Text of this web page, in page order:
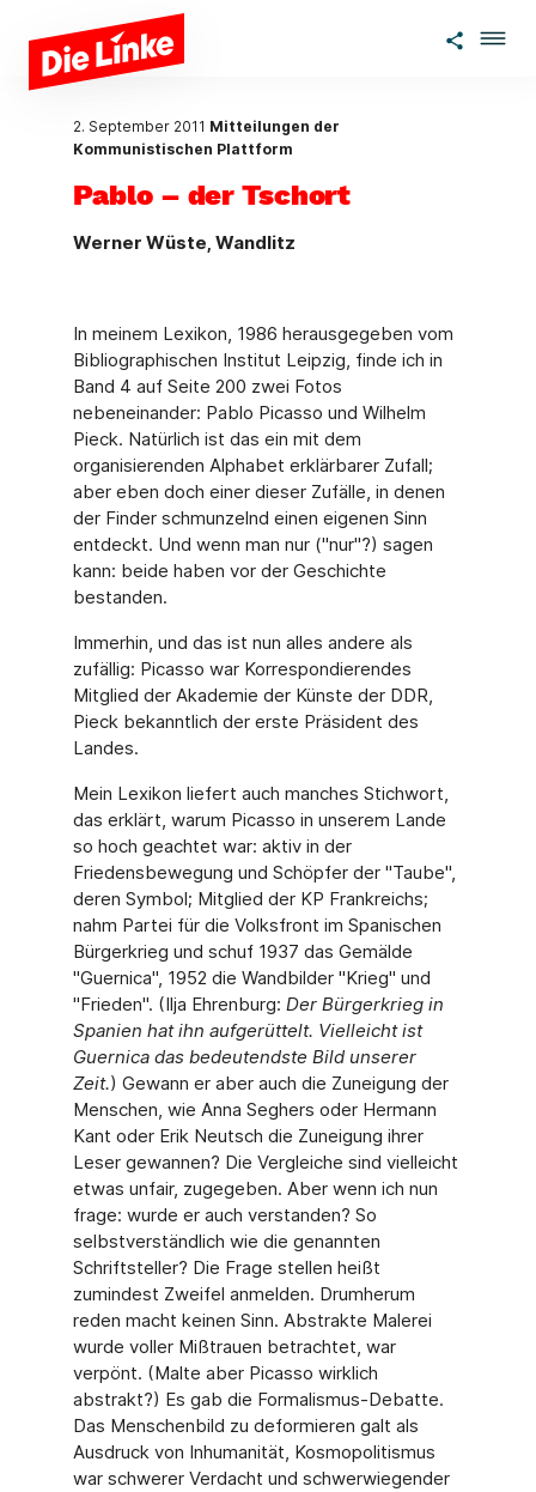
Zum Hauptinhalt springen
2. September 2011 Mitteilungen der
Kommunistischen Plattform
Pablo – der Tschort
Werner Wüste, Wandlitz
In meinem Lexikon, 1986 herausgegeben vom
Bibliographischen Institut Leipzig, finde ich in
Band 4 auf Seite 200 zwei Fotos
nebeneinander: Pablo Picasso und Wilhelm
Pieck. Natürlich ist das ein mit dem
organisierenden Alphabet erklärbarer Zufall;
aber eben doch einer dieser Zufälle, in denen
der Finder schmunzelnd einen eigenen Sinn
entdeckt. Und wenn man nur ("nur"?) sagen
kann: beide haben vor der Geschichte
bestanden.
Immerhin, und das ist nun alles andere als
zufällig: Picasso war Korrespondierendes
Mitglied der Akademie der Künste der DDR,
Pieck bekanntlich der erste Präsident des
Landes.
Mein Lexikon liefert auch manches Stichwort,
das erklärt, warum Picasso in unserem Lande
so hoch geachtet war: aktiv in der
Friedensbewegung und Schöpfer der "Taube",
deren Symbol; Mitglied der KP Frankreichs;
nahm Partei für die Volksfront im Spanischen
Bürgerkrieg und schuf 1937 das Gemälde
"Guernica", 1952 die Wandbilder "Krieg" und
"Frieden". (Ilja Ehrenburg: Der Bürgerkrieg in
Spanien hat ihn aufgerüttelt. Vielleicht ist
Guernica das bedeutendste Bild unserer
Zeit.) Gewann er aber auch die Zuneigung der
Menschen, wie Anna Seghers oder Hermann
Kant oder Erik Neutsch die Zuneigung ihrer
Leser gewannen? Die Vergleiche sind vielleicht
etwas unfair, zugegeben. Aber wenn ich nun
frage: wurde er auch verstanden? So
selbstverständlich wie die genannten
Schriftsteller? Die Frage stellen heißt
zumindest Zweifel anmelden. Drumherum
reden macht keinen Sinn. Abstrakte Malerei
wurde voller Mißtrauen betrachtet, war
verpönt. (Malte aber Picasso wirklich
abstrakt?) Es gab die Formalismus-Debatte.
Das Menschenbild zu deformieren galt als
Ausdruck von Inhumanität, Kosmopolitismus
war schwerer Verdacht und schwerwiegender